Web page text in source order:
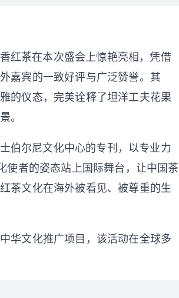
红茶在本次盛会上惊艳亮相，凭借
嘉宾的一致好评与广泛赞誉。其
的仪态，完美诠释了坦洋工夫花果
。
伯尔尼文化中心的专刊，以专业力
使者的姿态站上国际舞台，让中国茶
茶文化在海外被看见、被尊重的生
华文化推广项目，该活动在全球多